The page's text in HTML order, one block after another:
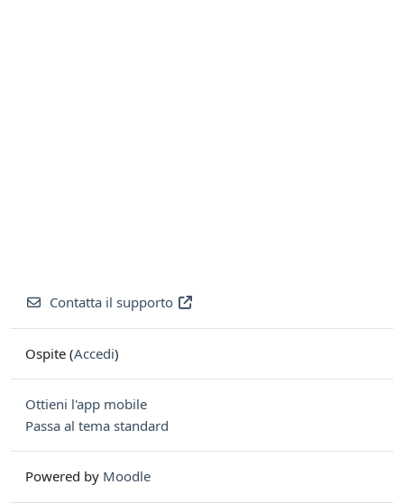
Contatta il supporto
Ospite (Accedi)
Ottieni l'app mobile
Passa al tema standard
Powered by Moodle